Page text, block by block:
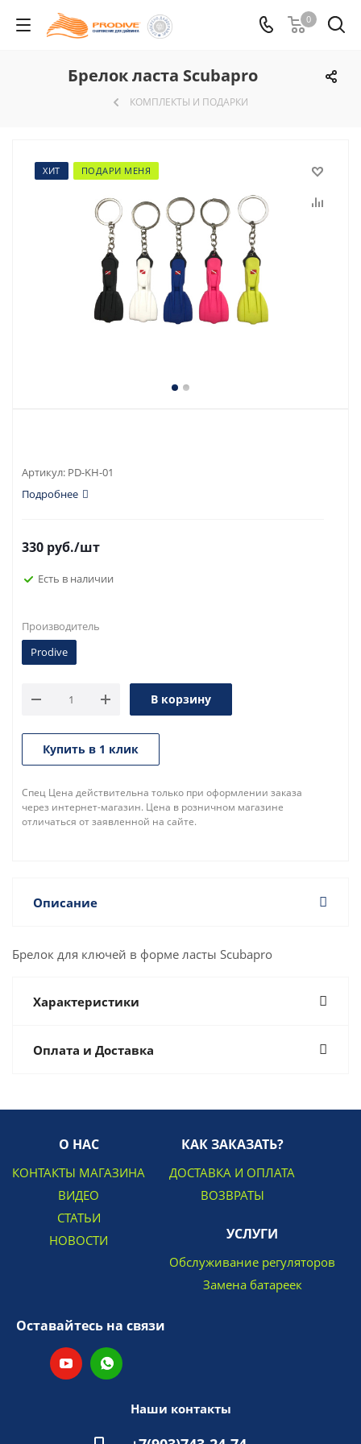
0
Брелок ласта Scubapro
КОМПЛЕКТЫ И ПОДАРКИ
ХИТ ПОДАРИ МЕНЯ
Артикул: PD-KH-01
Подробнее
330 руб./шт
Есть в наличии
Производитель
Prodive
В корзину
Купить в 1 клик
Спец Цена действительна только при оформлении заказа
через интернет-магазин. Цена в розничном магазине
отличаться от заявленной на сайте.
Описание
Брелок для ключей в форме ласты Scubapro
Характеристики
Оплата и Доставка
О НАС
КОНТАКТЫ МАГАЗИНА
ВИДЕО
СТАТЬИ
НОВОСТИ
КАК ЗАКАЗАТЬ?
ДОСТАВКА И ОПЛАТА
ВОЗВРАТЫ
УСЛУГИ
Обслуживание регуляторов
Замена батареек
Оставайтесь на связи
Наши контакты